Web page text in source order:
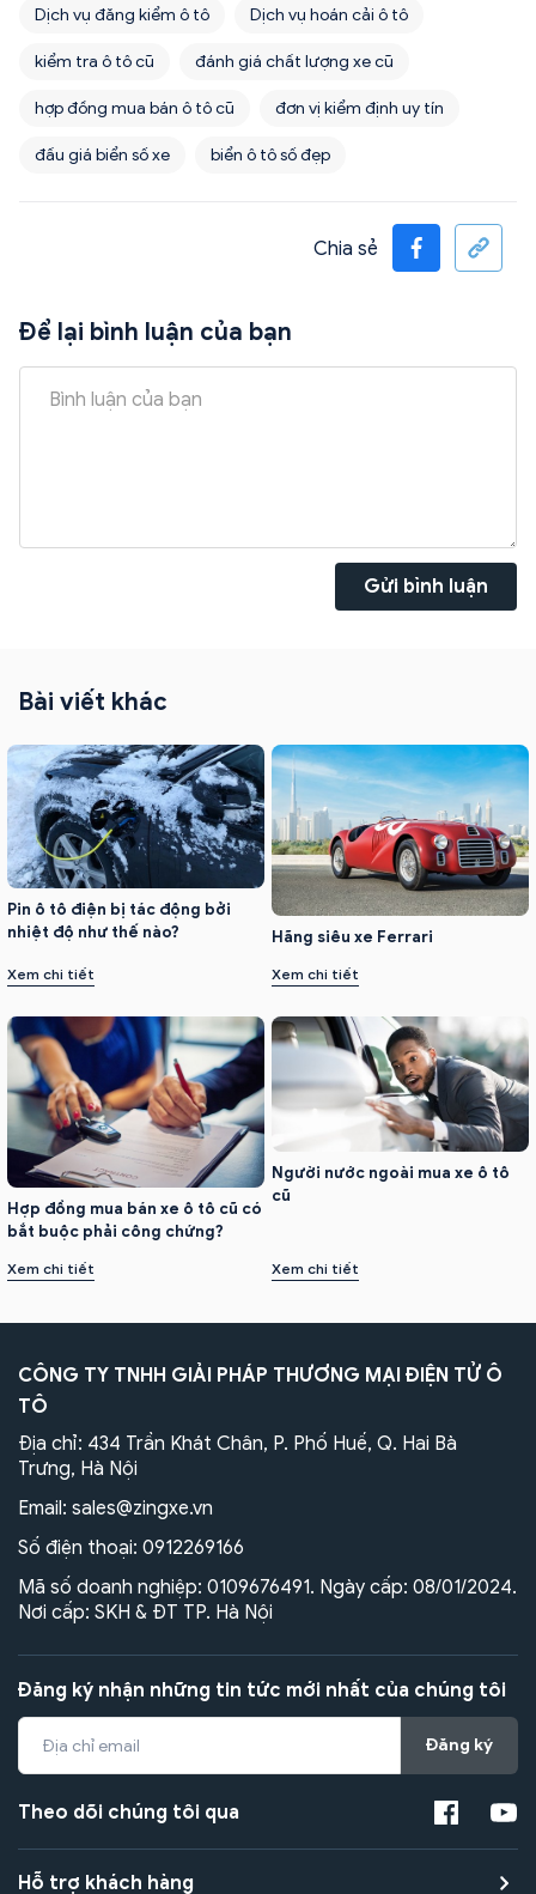
Dịch vụ đăng kiểm ô tô Dịch vụ hoán cải ô tô
kiểm tra ô tô cũ đánh giá chất lượng xe cũ
hợp đồng mua bán ô tô cũ đơn vị kiểm định uy tín
đấu giá biển số xe biển ô tô số đẹp
Chia sẻ
Để lại bình luận của bạn
Gửi bình luận
Bài viết khác
Pin ô tô điện bị tác động bởi
nhiệt độ như thế nào?
Xem chi tiết
Hãng siêu xe Ferrari
Xem chi tiết
Hợp đồng mua bán xe ô tô cũ có
bắt buộc phải công chứng?
Xem chi tiết
Người nước ngoài mua xe ô tô
cũ
Xem chi tiết
CÔNG TY TNHH GIẢI PHÁP THƯƠNG MẠI ĐIỆN TỬ Ô
TÔ
Địa chỉ: 434 Trần Khát Chân, P. Phố Huế, Q. Hai Bà
Trưng, Hà Nội
Email: sales@zingxe.vn
Số điện thoại: 0912269166
Mã số doanh nghiệp: 0109676491. Ngày cấp: 08/01/2024.
Nơi cấp: SKH & ĐT TP. Hà Nội
Đăng ký nhận những tin tức mới nhất của chúng tôi
Đăng ký
Theo dõi chúng tôi qua
Hỗ trợ khách hàng